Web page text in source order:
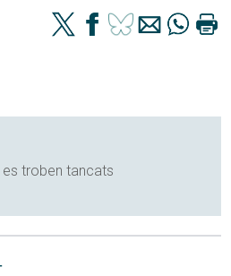
es troben tancats